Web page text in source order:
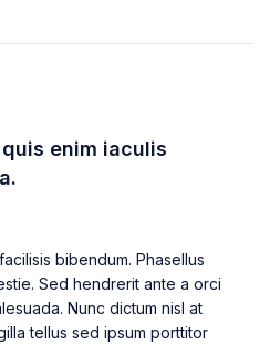
enim iaculis
bibendum. Phasellus
Sed hendrerit ante a orci
Nunc dictum nisl at
tellus sed ipsum porttitor